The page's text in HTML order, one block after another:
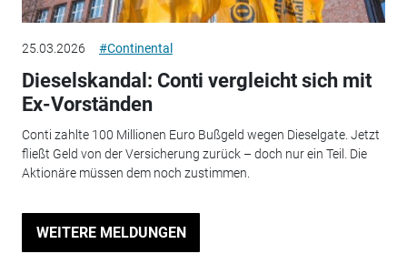
25.03.2026 #Continental
Dieselskandal: Conti vergleicht sich mit
Ex-Vorständen
Conti zahlte 100 Millionen Euro Bußgeld wegen Dieselgate. Jetzt
fließt Geld von der Versicherung zurück – doch nur ein Teil. Die
Aktionäre müssen dem noch zustimmen.
WEITERE MELDUNGEN